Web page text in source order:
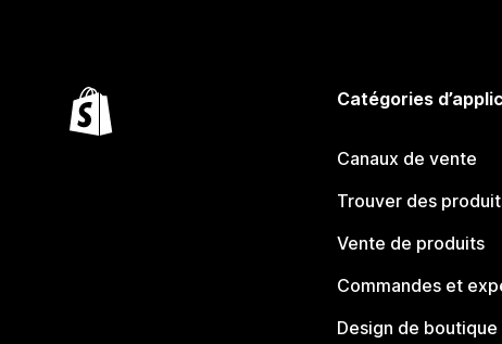
Catégories
Canaux de vente
Trouver des
Vente de produits
Commandes et
Design de boutique